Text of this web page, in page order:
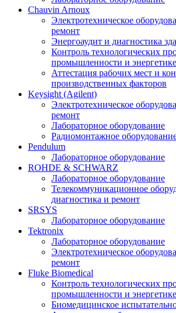
Chauvin Arnoux
Электротехническое
ремонт
Энергоаудит и диагностика
Контроль технологических
промышленности и энергетике
Аттестация рабочих мест и
производственных факторов
Keysight (Agilent)
Электротехническое
ремонт
Лабораторное оборудование
Радиомонтажное
Pendulum
Лабораторное оборудование
ROHDE & SCHWARZ
Лабораторное оборудование
Телекоммуникационное
диагностика и ремонт
SRSYS
Лабораторное оборудование
Tektronix
Лабораторное оборудование
Электротехническое
ремонт
Fluke Biomedical
Контроль технологических
промышленности и энергетике
Биомедицинское